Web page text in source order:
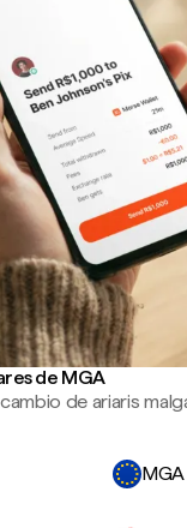
de MGA
de ariaris
MGA